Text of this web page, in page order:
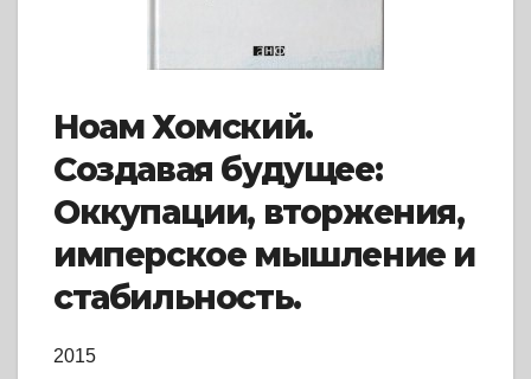
Ноам Хомский.
Создавая будущее:
Оккупации, вторжения,
имперское мышление и
стабильность.
2015